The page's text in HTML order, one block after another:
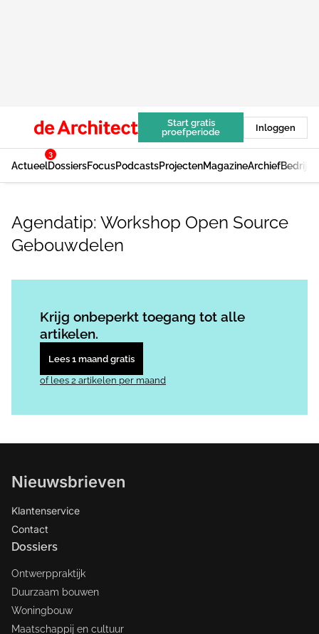
Start gratis
proefperiode
Inloggen
Actueel
3
DossiersFocusPodcastsProjectenMagazineArchief
Agendatip: Workshop Open Source
Gebouwdelen
Krijg onbeperkt toegang tot alle
artikelen.
Lees 1 maand gratis
of lees 2 artikelen per maand
Nieuwsbrieven
Klantenservice
Contact
Dossiers
Ontwerppraktijk
Duurzaam bouwen
Woningbouw
Maatschappij en cultuur